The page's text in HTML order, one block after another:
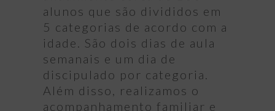
alunos que são divididos em
5 categorias de acordo com a
idade. São dois dias de aula
semanais e um dia de
discipulado por categoria.
Além disso, realizamos o
acompanhamento familiar e